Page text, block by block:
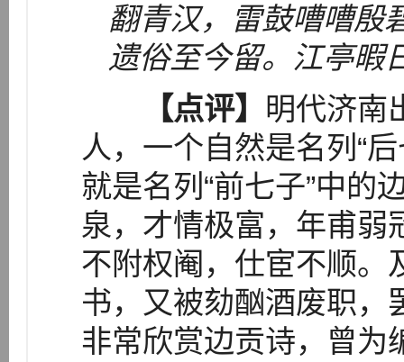
翻青汉，雷鼓嘈嘈殷
遗俗至今留。江亭暇
【点评】 明代济南
人，一个自然是名列“
就是名列“前七子”中的
泉，才情极富，年甫弱
不附权阉，仕宦不顺。
书，又被劾酗酒废职，
非常欣赏边贡诗，曾为